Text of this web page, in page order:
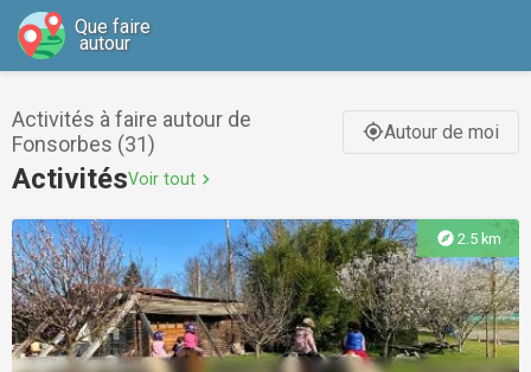
Que faire
autour
Activités à faire autour de
Fonsorbes (31)
gps_fixedAutour de moi
ActivitésVoir tout chevron_right
explore 2.5 km